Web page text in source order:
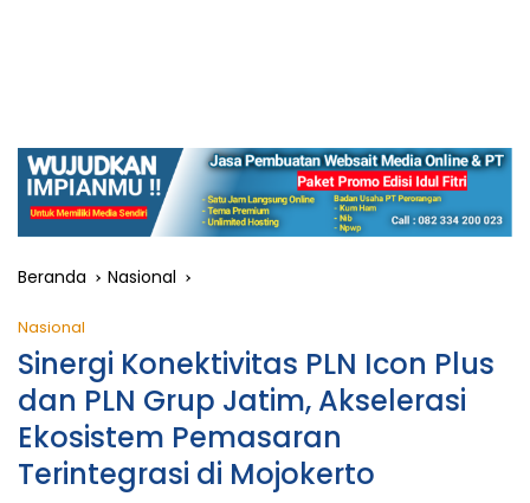
Beranda Nasional
Nasional
Sinergi Konektivitas PLN Icon Plus
dan PLN Grup Jatim, Akselerasi
Ekosistem Pemasaran
Terintegrasi di Mojokerto